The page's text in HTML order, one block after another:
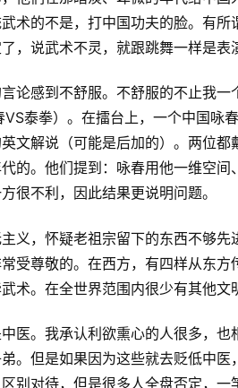
术的不是，打中国功夫的脸。有
，说武术不灵，就跟跳舞一样是表
论感到不舒服。不舒服的不止我
泰拳）。在擂台上，一个中国咏
文解说（可能是后加的）。两位
的。他们提到：咏春用他一维空
很不利，因此结果更说明问题。
义，怀疑老祖宗留下的东西不够
受尊敬的。在西方，有四样从东
术。在全世界范围内很少有其他文
医。我承认利欲熏心的人很多，
。但是如果因为这些就去贬低中
别对待，但是很多人全盘否定，